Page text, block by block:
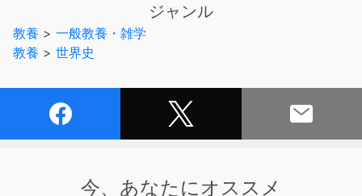
異民族の侵入、文明の変質……。
ありとあらゆることを経験したローマの長い歴史は、現代
を考える上での大きな羅針盤となり、
ることにも繋がる一冊。
ジャンル
教養 > 一般教養・雑学
教養 > 世界史
今、あなたにオススメ